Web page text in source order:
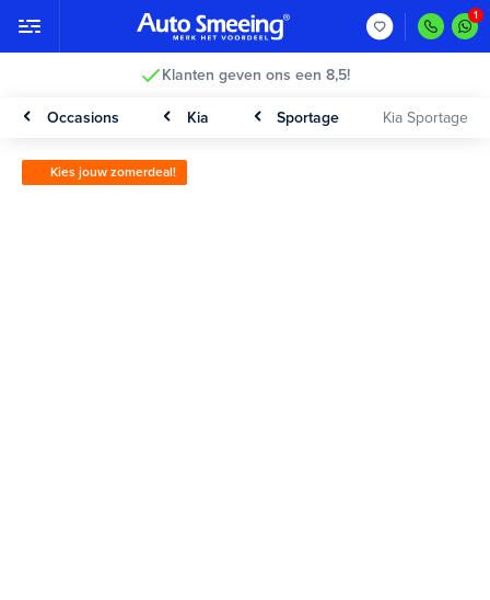
Klanten geven ons een 8,5!
Occasions Kia Sportage Kia Sportage
Kies jouw zomerdeal!